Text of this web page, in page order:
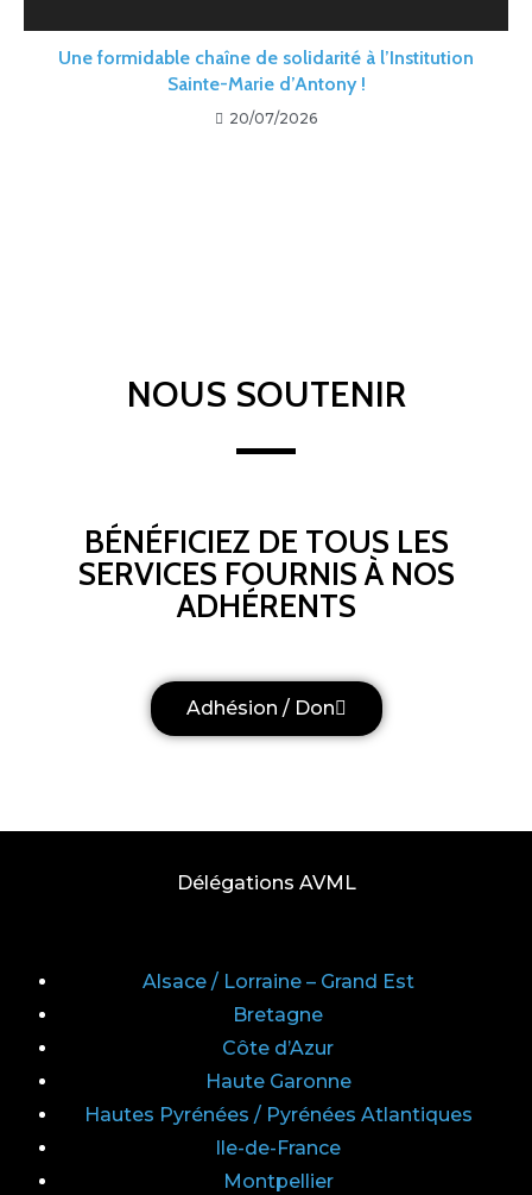
Une formidable chaîne de solidarité à l’Institution
Sainte-Marie d’Antony !
20/07/2026
NOUS SOUTENIR
BÉNÉFICIEZ DE TOUS LES
SERVICES FOURNIS À NOS
ADHÉRENTS
Adhésion / Don
Délégations AVML
Alsace / Lorraine – Grand Est
Bretagne
Côte d’Azur
Haute Garonne
Hautes Pyrénées / Pyrénées Atlantiques
Ile-de-France
Montpellier